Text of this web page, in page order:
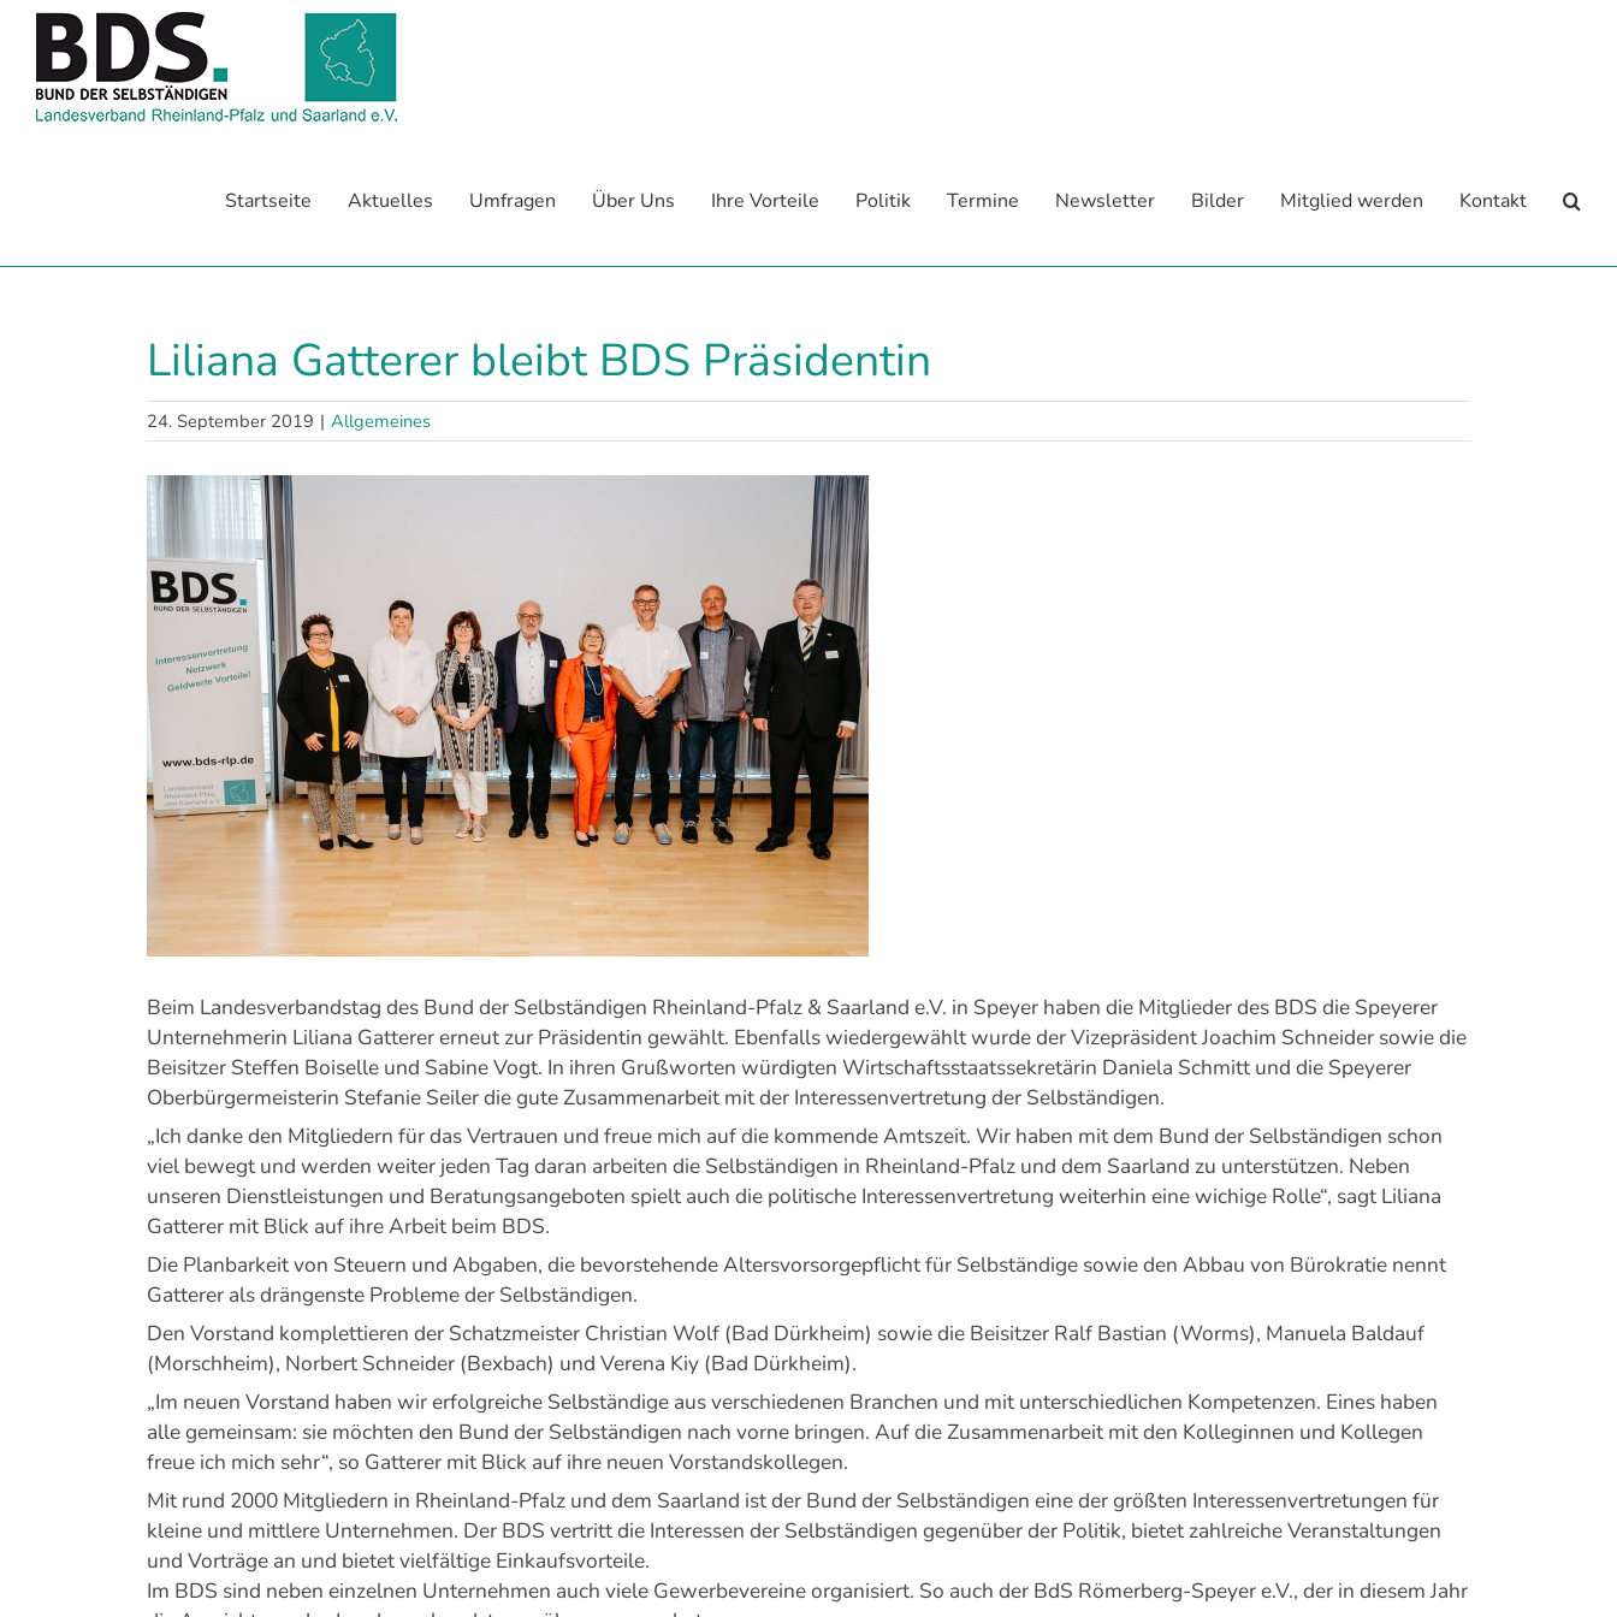
Zum
springen
Startseite Aktuelles Umfragen Über Uns Ihre Vorteile Politik Termine Newsletter Bilder Mitglied werden Kontakt
Liliana Gatterer bleibt BDS Präsidentin
24. September 2019 | Allgemeines
Zeige
grösseres
Bild
Beim Landesverbandstag des Bund der Selbständigen Rheinland-Pfalz & Saarland e.V. in Speyer haben die Mitglieder des BDS die Speyerer
Unternehmerin Liliana Gatterer erneut zur Präsidentin gewählt. Ebenfalls wiedergewählt wurde der Vizepräsident Joachim Schneider sowie die
Beisitzer Steffen Boiselle und Sabine Vogt. In ihren Grußworten würdigten Wirtschaftsstaatssekretärin Daniela Schmitt und die Speyerer
Oberbürgermeisterin Stefanie Seiler die gute Zusammenarbeit mit der Interessenvertretung der Selbständigen.
„Ich danke den Mitgliedern für das Vertrauen und freue mich auf die kommende Amtszeit. Wir haben mit dem Bund der Selbständigen schon
viel bewegt und werden weiter jeden Tag daran arbeiten die Selbständigen in Rheinland-Pfalz und dem Saarland zu unterstützen. Neben
unseren Dienstleistungen und Beratungsangeboten spielt auch die politische Interessenvertretung weiterhin eine wichige Rolle“, sagt Liliana
Gatterer mit Blick auf ihre Arbeit beim BDS.
Die Planbarkeit von Steuern und Abgaben, die bevorstehende Altersvorsorgepflicht für Selbständige sowie den Abbau von Bürokratie nennt
Gatterer als drängenste Probleme der Selbständigen.
Den Vorstand komplettieren der Schatzmeister Christian Wolf (Bad Dürkheim) sowie die Beisitzer Ralf Bastian (Worms), Manuela Baldauf
(Morschheim), Norbert Schneider (Bexbach) und Verena Kiy (Bad Dürkheim).
„Im neuen Vorstand haben wir erfolgreiche Selbständige aus verschiedenen Branchen und mit unterschiedlichen Kompetenzen. Eines haben
alle gemeinsam: sie möchten den Bund der Selbständigen nach vorne bringen. Auf die Zusammenarbeit mit den Kolleginnen und Kollegen
freue ich mich sehr“, so Gatterer mit Blick auf ihre neuen Vorstandskollegen.
Mit rund 2000 Mitgliedern in Rheinland-Pfalz und dem Saarland ist der Bund der Selbständigen eine der größten Interessenvertretungen für
kleine und mittlere Unternehmen. Der BDS vertritt die Interessen der Selbständigen gegenüber der Politik, bietet zahlreiche Veranstaltungen
und Vorträge an und bietet vielfältige Einkaufsvorteile.
Im BDS sind neben einzelnen Unternehmen auch viele Gewerbevereine organisiert. So auch der BdS Römerberg-Speyer e.V., der in diesem Jahr